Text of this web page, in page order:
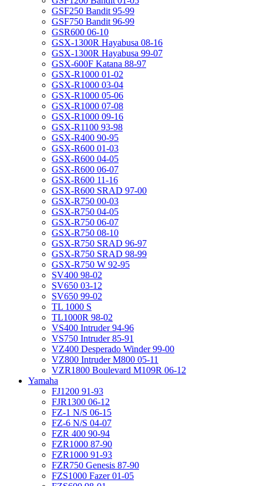
GSF250 Bandit 95-99
GSF750 Bandit 96-99
GSR600 06-10
GSX-1300R Hayabusa 08-16
GSX-1300R Hayabusa 99-07
GSX-600F Katana 88-97
GSX-R1000 01-02
GSX-R1000 03-04
GSX-R1000 05-06
GSX-R1000 07-08
GSX-R1000 09-16
GSX-R1100 93-98
GSX-R400 90-95
GSX-R600 01-03
GSX-R600 04-05
GSX-R600 06-07
GSX-R600 11-16
GSX-R600 SRAD 97-00
GSX-R750 00-03
GSX-R750 04-05
GSX-R750 06-07
GSX-R750 08-10
GSX-R750 SRAD 96-97
GSX-R750 SRAD 98-99
GSX-R750 W 92-95
SV400 98-02
SV650 03-12
SV650 99-02
TL 1000 S
TL1000R 98-02
VS400 Intruder 94-96
VS750 Intruder 85-91
VZ400 Desperado Winder 99-00
VZ800 Intruder M800 05-11
VZR1800 Boulevard M109R 06-12
Yamaha
FJ1200 91-93
FJR1300 06-12
FZ-1 N/S 06-15
FZ-6 N/S 04-07
FZR 400 90-94
FZR1000 87-90
FZR1000 91-93
FZR750 Genesis 87-90
FZS1000 Fazer 01-05